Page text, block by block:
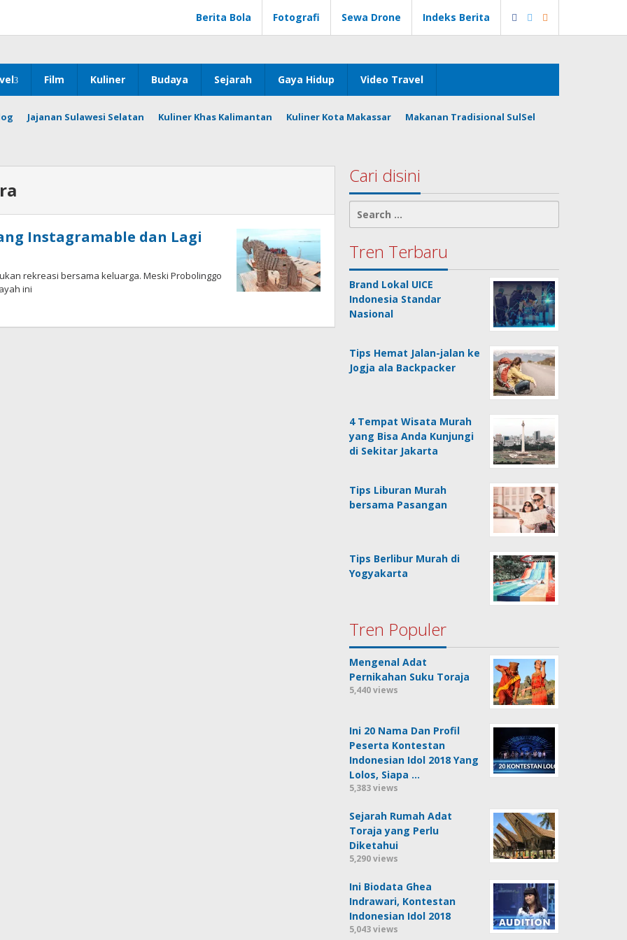
Berita Bola Fotografi Sewa Drone Indeks Berita
Film Kuliner Budaya Sejarah Gaya Hidup Video Travel
Jajanan Sulawesi Selatan Kuliner Khas Kalimantan Kuliner Kota Makassar
Makanan Tradisional SulSel
Instagramable dan Lagi
rekreasi bersama keluarga. Meski Probolinggo
ini
Cari disini
for:
Tren Terbaru
Brand Lokal UICE
Indonesia Standar
Nasional
Tips Hemat Jalan-jalan ke
Jogja ala Backpacker
4 Tempat Wisata Murah
yang Bisa Anda Kunjungi
di Sekitar Jakarta
Tips Liburan Murah
bersama Pasangan
Tips Berlibur Murah di
Yogyakarta
Tren Populer
Mengenal Adat
Pernikahan Suku Toraja
5,440 views
Ini 20 Nama Dan Profil
Peserta Kontestan
Indonesian Idol 2018 Yang
Lolos, Siapa …
5,383 views
Sejarah Rumah Adat
Toraja yang Perlu
Diketahui
5,290 views
Ini Biodata Ghea
Indrawari, Kontestan
Indonesian Idol 2018
5,043 views